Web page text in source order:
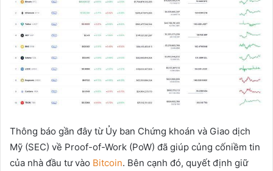
Thông báo gần đây từ Ủy ban Chứng khoán và Giao dịch
Mỹ (SEC) về Proof-of-Work (PoW) đã giúp củng cốniềm tin
của nhà đầu tư vào Bitcoin. Bên cạnh đó, quyết định giữ